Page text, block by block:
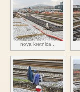
nova kretnica...